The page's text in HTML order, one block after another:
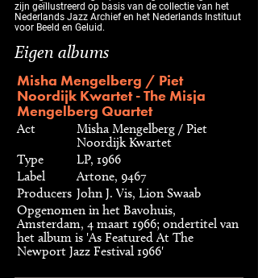
zijn geïllustreerd op basis van de collectie van het
Nederlands Jazz Archief en het Nederlands Instituut
voor Beeld en Geluid.
Eigen albums
Misha Mengelberg / Piet
Noordijk Kwartet - The Misja
Mengelberg Quartet
Act
Misha Mengelberg / Piet
Noordijk Kwartet
Type
LP, 1966
Label
Artone, 9467
Producers John J. Vis, Lion Swaab
Opgenomen in het Bavohuis,
Amsterdam, 4 maart 1966; ondertitel van
het album is 'As Featured At The
Newport Jazz Festival 1966'